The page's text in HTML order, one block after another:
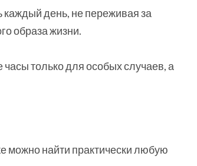
день, не переживая за
образа жизни.
только для особых случаев, а
можно найти практически любую